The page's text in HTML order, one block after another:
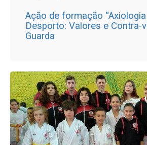
Ação de formação
Desporto: Valores e Contra-
Guarda